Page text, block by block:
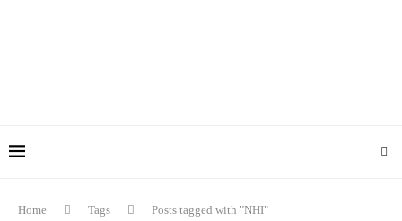
Home Tags Posts tagged with "NHI"